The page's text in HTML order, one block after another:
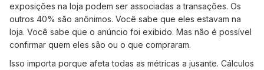
exposições na loja podem ser associadas a transações. Os
outros 40% são anônimos. Você sabe que eles estavam na
loja. Você sabe que o anúncio foi exibido. Mas não é possível
confirmar quem eles são ou o que compraram.
Isso importa porque afeta todas as métricas a jusante. Cálculos